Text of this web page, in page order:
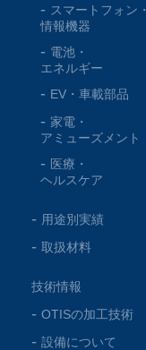
スマートフォン・
情報機器
電池・
エネルギー
EV・車載部品
家電・
アミューズメント
医療・
ヘルスケア
用途別実績
取扱材料
技術情報
OTISの加工技術
設備について